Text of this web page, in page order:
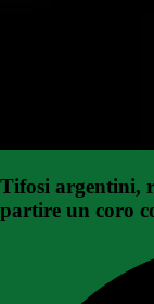
Tifosi argentini,
partire un coro